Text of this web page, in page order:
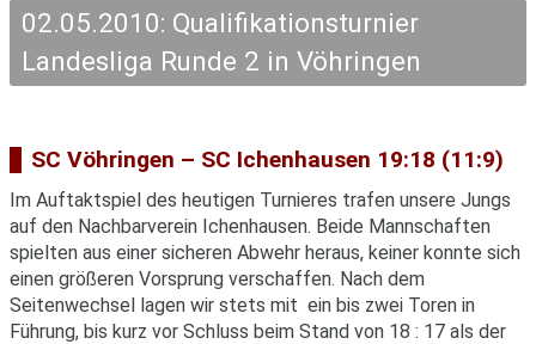
02.05.2010: Qualifikationsturnier
Landesliga Runde 2 in Vöhringen
SC Vöhringen – SC Ichenhausen 19:18 (11:9)
Im Auftaktspiel des heutigen Turnieres trafen unsere Jungs
auf den Nachbarverein Ichenhausen. Beide Mannschaften
spielten aus einer sicheren Abwehr heraus, keiner konnte sich
einen größeren Vorsprung verschaffen. Nach dem
Seitenwechsel lagen wir stets mit ein bis zwei Toren in
Führung, bis kurz vor Schluss beim Stand von 18 : 17 als der